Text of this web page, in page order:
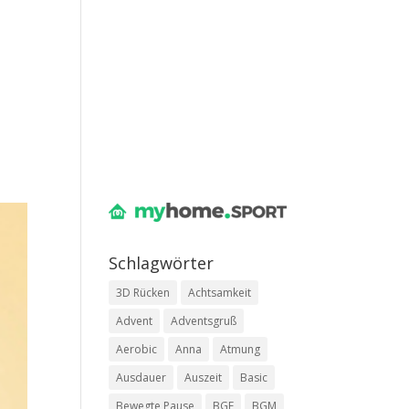
Schlag­wör­ter
3D Rücken
Achtsamkeit
Advent
Adventsgruß
Aerobic
Anna
Atmung
Ausdauer
Auszeit
Basic
Bewegte Pause
BGF BGM